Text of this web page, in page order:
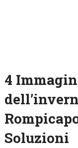
4
Soluzioni